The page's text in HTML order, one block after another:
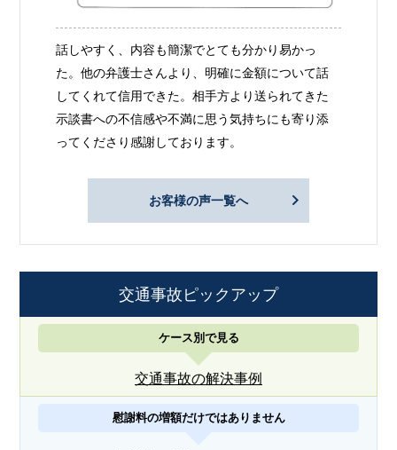
話しやすく、内容も簡潔でとても分かり易かっ
た。他の弁護士さんより、明確に金額について話
してくれて信用できた。相手方より送られてきた
示談書への不信感や不満に思う気持ちにも寄り添
ってくださり感謝しております。
お客様の声一覧へ
交通事故ピックアップ
ケース別で見る
交通事故の解決事例
慰謝料の増額だけではありません